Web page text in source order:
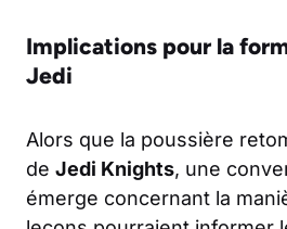
Implications pour la
Jedi
Alors que la poussière
de Jedi Knights, une
émerge concernant la